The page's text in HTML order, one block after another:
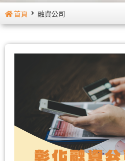
首頁 融資公司